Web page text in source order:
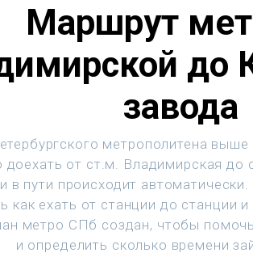
Маршрут
до
завода
метрополитена
доехать от ст.м. Владимирская до
в пути происходит
как ехать от станции до станции
метро СПб создан, чтобы
и определить сколько времени